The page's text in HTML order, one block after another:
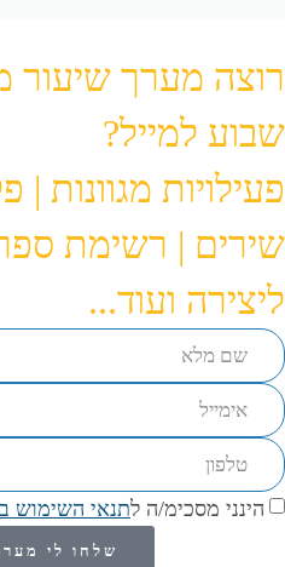
רוצה מערך שיעור
שבוע למייל?
פעילויות מגוונות |
שירים | רשימת
ליצירה ועוד...
הינני מסכימ/ה לתנאי השימוש
שלחו לי